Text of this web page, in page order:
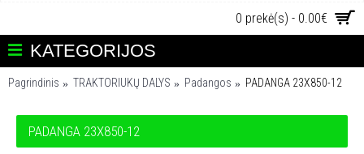
0 prekė(s) - 0.00€
KATEGORIJOS
Pagrindinis TRAKTORIUKŲ DALYS Padangos PADANGA 23X850-12
PADANGA 23X850-12